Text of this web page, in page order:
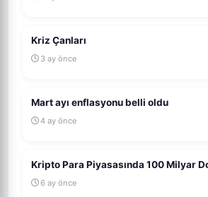
Kriz Çanları
3 ay önce
Mart ayı enflasyonu belli oldu
4 ay önce
Kripto Para Piyasasında 100 Milyar
6 ay önce